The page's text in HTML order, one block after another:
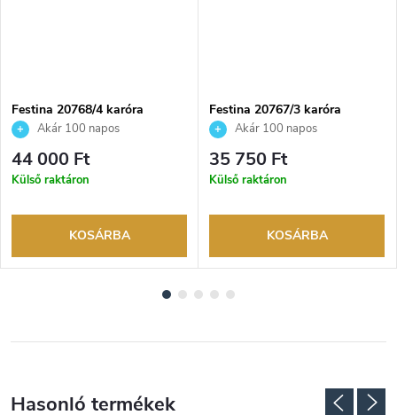
Festina 20768/4 karóra
Akár 100 napos
visszaküldési lehetőség. Hivatalos
márkakereskedő.
44 000 Ft
Külső raktáron
KOSÁRBA
Festina 20767/3 karóra
Akár 100 napos
visszaküldési lehetőség. Hivatalos
márkakereskedő.
35 750 Ft
Külső raktáron
KOSÁRBA